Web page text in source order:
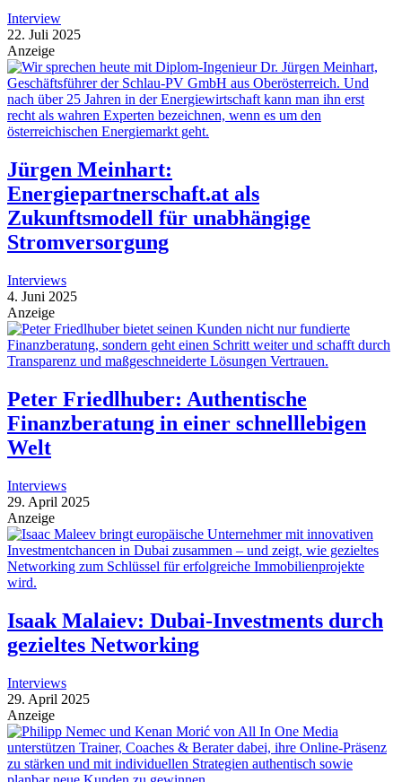
Interview
22. Juli 2025
Anzeige
Jürgen Meinhart:
Energiepartnerschaft.at als
Zukunftsmodell für unabhängige
Stromversorgung
Interviews
4. Juni 2025
Anzeige
Peter Friedlhuber: Authentische
Finanzberatung in einer schnelllebigen
Welt
Interviews
29. April 2025
Anzeige
Isaak Malaiev: Dubai-Investments durch
gezieltes Networking
Interviews
29. April 2025
Anzeige